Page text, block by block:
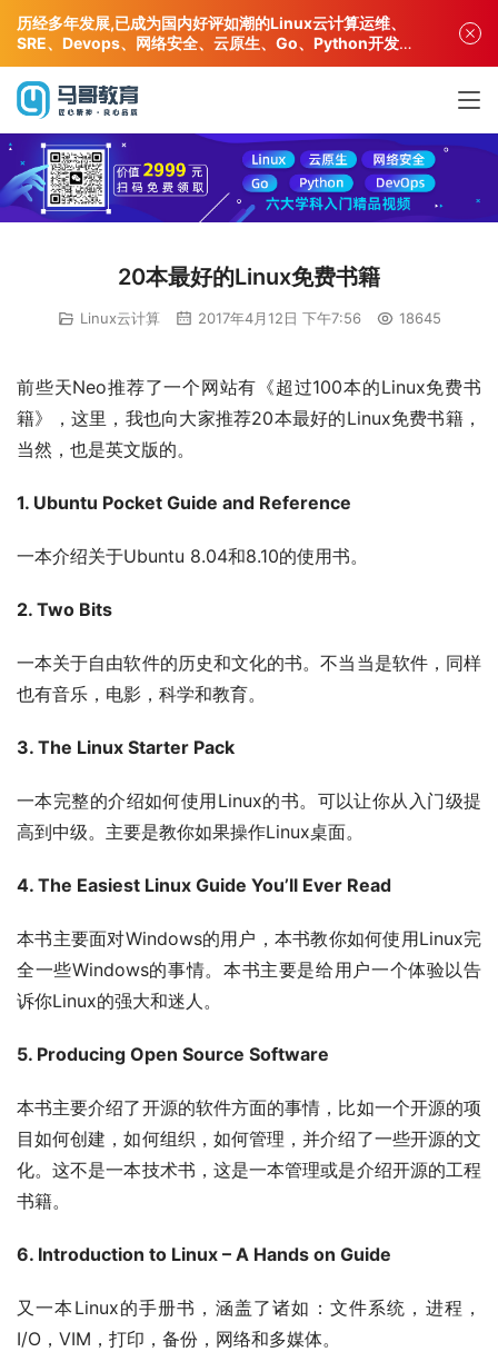
20本最好的Linux免费书籍
Linux云计算 2017年4月12日 下午7:56 18645
前些天Neo推荐了一个网站有《超过100本的Linux免费书
籍》，这里，我也向大家推荐20本最好的Linux免费书籍，
当然，也是英文版的。
1. Ubuntu Pocket Guide and Reference
一本介绍关于Ubuntu 8.04和8.10的使用书。
2. Two Bits
一本关于自由软件的历史和文化的书。不当当是软件，同样
也有音乐，电影，科学和教育。
3. The Linux Starter Pack
一本完整的介绍如何使用Linux的书。可以让你从入门级提
高到中级。主要是教你如果操作Linux桌面。
4. The Easiest Linux Guide You’ll Ever Read
本书主要面对Windows的用户，本书教你如何使用Linux完
全一些Windows的事情。本书主要是给用户一个体验以告
诉你Linux的强大和迷人。
5. Producing Open Source Software
本书主要介绍了开源的软件方面的事情，比如一个开源的项
目如何创建，如何组织，如何管理，并介绍了一些开源的文
化。这不是一本技术书，这是一本管理或是介绍开源的工程
书籍。
6. Introduction to Linux – A Hands on Guide
又一本Linux的手册书，涵盖了诸如：文件系统，进程，
I/O，VIM，打印，备份，网络和多媒体。
历经多年发展,已成为国内好评如潮的Linux云计算运维、
SRE、Devops、网络安全、云原生、Go、Python开发专
业人才培训机构!